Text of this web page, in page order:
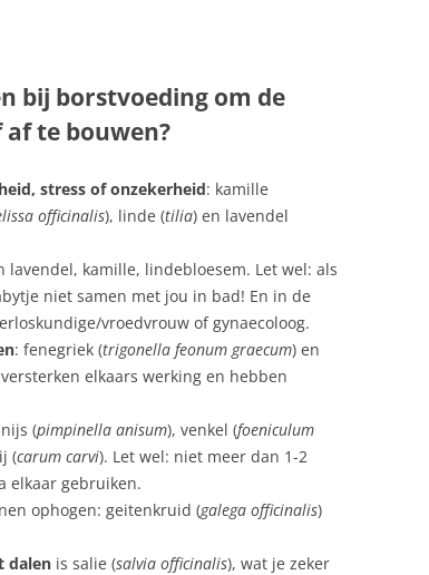
bij borstvoeding om de
te bouwen?
stress of onzekerheid: kamille
officinalis), linde (tilia) en lavendel
lavendel, kamille, lindebloesem. Let wel: als
niet samen met jou in bad! En in de
vroedvrouw of gynaecoloog.
: fenegriek (trigonella feonum graecum) en
elkaars werking en hebben
(pimpinella anisum), venkel (foeniculum
(carum carvi). Let wel: niet meer dan 1-2
elkaar gebruiken.
ophogen: geitenkruid (galega officinalis)
dalen is salie (salvia officinalis), wat je zeker